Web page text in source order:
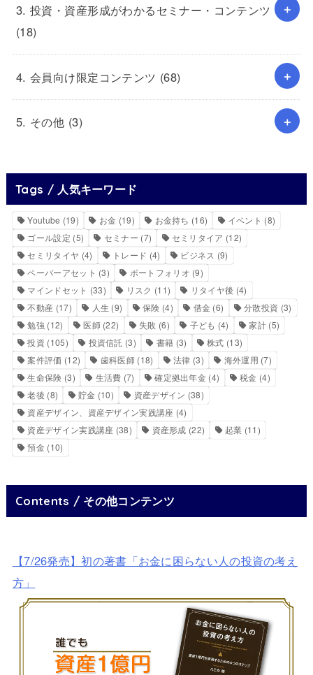
3. 投資・資産形成がわかるセミナー・コンテンツ
(18)
4. 会員向け限定コンテンツ (68)
5. その他 (3)
Tags / 人気キーワード
Youtube (19) お金 (19) お金持ち (16) イベント (8)
ゴール設定 (5) セミナー (7) セミリタイア (12)
セミリタイヤ (4) トレード (4) ビジネス (9)
ペーパーアセット (3) ポートフォリオ (9)
マインドセット (33) リスク (11) リタイヤ後 (4)
不動産 (17) 人生 (9) 保険 (4) 借金 (6) 分散投資 (3)
勉強 (12) 医師(22) 失敗 (6) 子ども (4) 家計(5)
投資 (105) 投資信託 (3) 書籍 (3) 株式 (13)
案件評価 (12) 歯科医師 (18) 法律 (3) 海外運用 (7)
生命保険 (3) 生活費 (7) 確定拠出年金 (4) 税金 (4)
老後 (8) 貯金 (10) 資産デザイン (38)
資産デザイン、資産デザイン実践講座 (4)
資産デザイン実践講座 (38) 資産形成 (22) 起業 (11)
預金 (10)
Contents / その他コンテンツ
【7/26発売】初の著書「お金に困らない人の投資の考え
方」